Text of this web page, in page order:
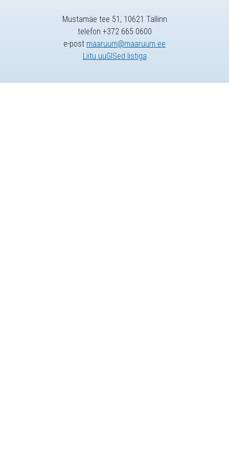
Mustamäe tee 51, 10621 Tallinn
telefon +372 665 0600
e-post maaruum@maaruum.ee
Liitu uuGISed listiga